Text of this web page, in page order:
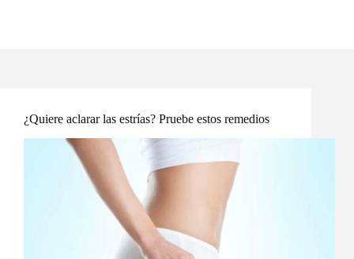
¿Quiere aclarar las estrías? Pruebe estos remedios